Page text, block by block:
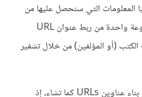
المعلومات التي سنحصل عليها من
قاعدة البيانات، وسنستخدم مجموعة واحدة من ربط عنوان URL
(أو المؤلفين) من خلال تشفير
: يمكنك باستخدام جانغو بناء عناوين URLs كما تشاء، إذ